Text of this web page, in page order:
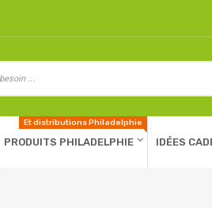
PRODUITS PHILADELPHIE
Et distributions Philadelphie
IDÉES